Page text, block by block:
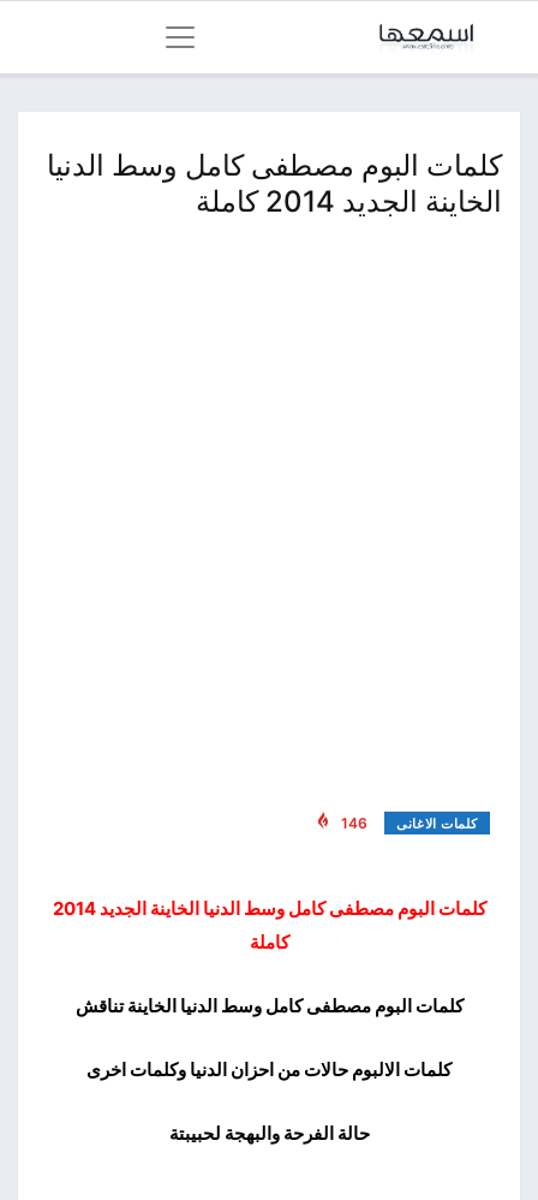
كلمات البوم مصطفى كامل وسط الدنيا
الخاينة الجديد 2014 كاملة
كلمات الاغانى 146
كلمات البوم مصطفى كامل وسط الدنيا الخاينة الجديد 2014
كاملة
كلمات البوم مصطفى كامل وسط الدنيا الخاينة تناقش
كلمات الالبوم حالات من احزان الدنيا وكلمات اخرى
حالة الفرحة والبهجة لحبيبتة